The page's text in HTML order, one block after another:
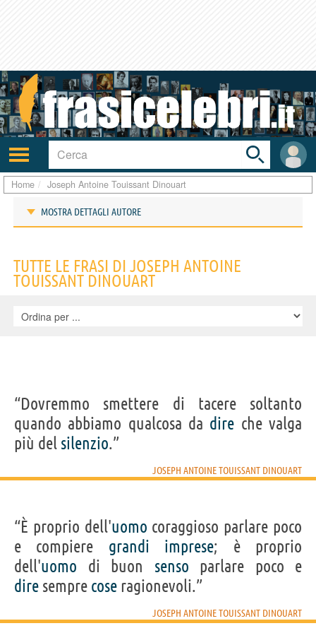
Attiva/disattiva
navigazione
User
area
Toggle
search
bar
Home Joseph Antoine Touissant Dinouart
MOSTRA DETTAGLI AUTORE
Nome Joseph Antoine Touissant
Cognome Dinouart
Nato 1716 a Amiens
Morto 1786 a Amiens
Sesso maschile
Nazionalità francese
LIBRI DI JOSEPH ANTOINE TOUISSANT DINOUART
L'arte di tacere
Acquista libri di Joseph Antoine Touissant Dinouart su
TUTTE LE FRASI DI JOSEPH ANTOINE
TOUISSANT DINOUART
“Dovremmo smettere di tacere soltanto
quando abbiamo qualcosa da dire che valga
più del silenzio.”
JOSEPH ANTOINE TOUISSANT DINOUART
“È proprio dell'uomo coraggioso parlare poco
e compiere grandi imprese; è proprio
dell'uomo di buon senso parlare poco e
dire sempre cose ragionevoli.”
JOSEPH ANTOINE TOUISSANT DINOUART